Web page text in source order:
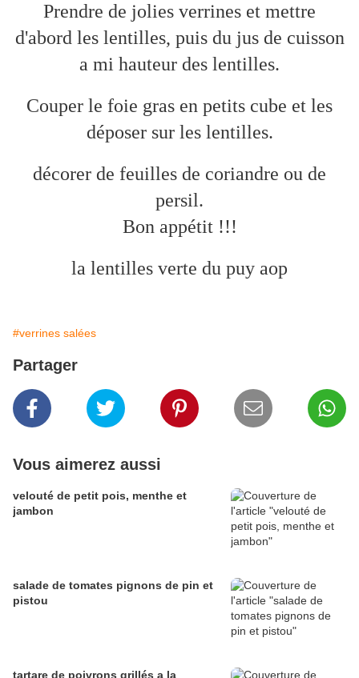
Prendre de jolies verrines et mettre
d'abord les lentilles, puis du jus de cuisson
a mi hauteur des lentilles.
Couper le foie gras en petits cube et les
déposer sur les lentilles.
décorer de feuilles de coriandre ou de
persil.
Bon appétit !!!
la lentilles verte du puy aop
#verrines salées
Partager
Vous aimerez aussi
velouté de petit pois, menthe et
jambon
salade de tomates pignons de pin et
pistou
tartare de poivrons grillés a la